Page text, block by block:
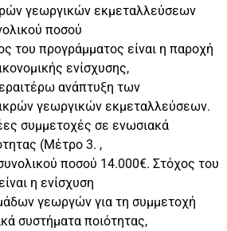
γεωργικών εκμεταλλεύσεων
ποσού
του προγράμματος είναι η παροχή
ενίσχυσης,
ανάπτυξη των
γεωργικών εκμεταλλεύσεων.
συμμετοχές σε ενωσιακά
(Μέτρο 3. ,
ποσού 14.000€. Στόχος του
η ενίσχυση
γεωργών για τη συμμετοχή
συστήματα ποιότητας,